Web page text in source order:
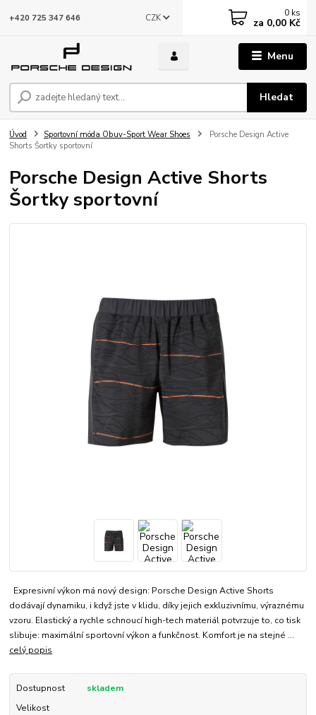
Menu
CZK
Hledat
+420 725 347 646 0 ks
za 0,00 Kč
Úvod Sportovní móda Obuv-Sport Wear Shoes
Porsche Design Active
Shorts Šortky sportovní
Porsche Design Active Shorts
Šortky sportovní
Expresivní výkon má nový design: Porsche Design Active Shorts
dodávají dynamiku, i když jste v klidu, díky jejich exkluzivnímu, výraznému
vzoru. Elastický a rychle schnoucí high-tech materiál potvrzuje to, co tisk
slibuje: maximální sportovní výkon a funkčnost. Komfort je na stejné ...
celý popis
Dostupnost
skladem
Velikost